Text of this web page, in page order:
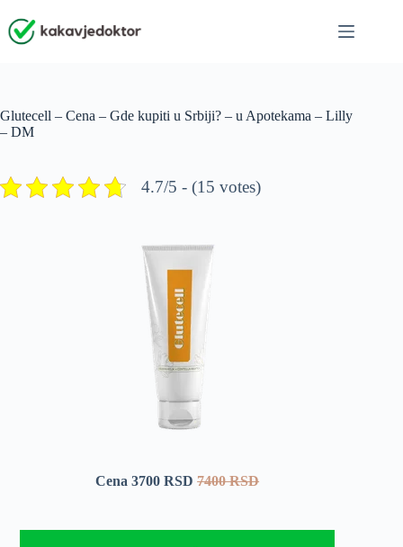
to
content
Glutecell – Cena – Gde kupiti u Srbiji? – u Apotekama – Lilly
– DM
4.7/5 - (15 votes)
Cena 3700 RSD7400 RSD